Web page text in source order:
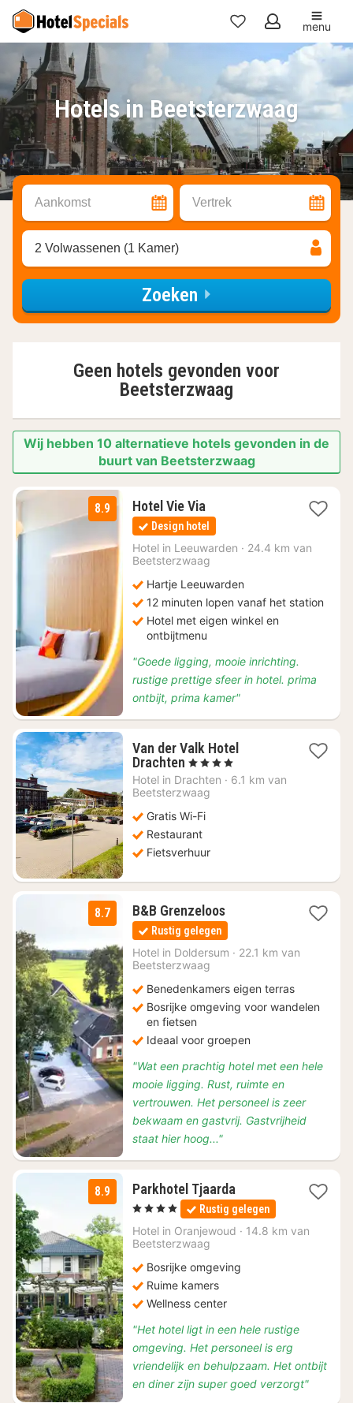
Mijn
favorieten
menu
Hotels in Beetsterzwaag
Aankomst Vertrek
2 Volwassenen (1 Kamer)
Zoeken
Geen hotels gevonden voor
Beetsterzwaag
Wij hebben 10 alternatieve hotels gevonden in de
buurt van Beetsterzwaag
8.9 Hotel Vie Via1
nacht
vanaf
€
104,80
Design hotel
Hotel in Leeuwarden · 24.4 km van
Beetsterzwaag
Hartje Leeuwarden
12 minuten lopen vanaf het station
Hotel met eigen winkel en
ontbijtmenu
"Goede ligging, mooie inrichting.
rustige prettige sfeer in hotel. prima
ontbijt, prima kamer"
Van der Valk Hotel
Drachten 1
nacht
vanaf
81,82
, 4 Sterren
Hotel in Drachten · 6.1 km van
Beetsterzwaag
Gratis Wi-Fi
Restaurant
Fietsverhuur
8.7 B&B Grenzeloos2
nachten
vanaf
€
Rustig gelegen
Hotel in Doldersum · 22.1 km van
Beetsterzwaag
Benedenkamers eigen terras
Bosrijke omgeving voor wandelen
en fietsen
Ideaal voor groepen
"Wat een prachtig hotel met een hele
mooie ligging. Rust, ruimte en
vertrouwen. Het personeel is zeer
bekwaam en gastvrij. Gastvrijheid
staat hier hoog..."
8.9 Parkhotel Tjaarda1
nacht
vanaf
€
, 4 Sterren Rustig gelegen
Hotel in Oranjewoud · 14.8 km van
Beetsterzwaag
Bosrijke omgeving
Ruime kamers
Wellness center
"Het hotel ligt in een hele rustige
omgeving. Het personeel is erg
vriendelijk en behulpzaam. Het ontbijt
en diner zijn super goed verzorgt"